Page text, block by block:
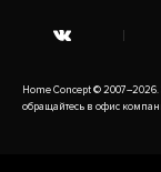
Home Concept ©
обращайтесь в офис